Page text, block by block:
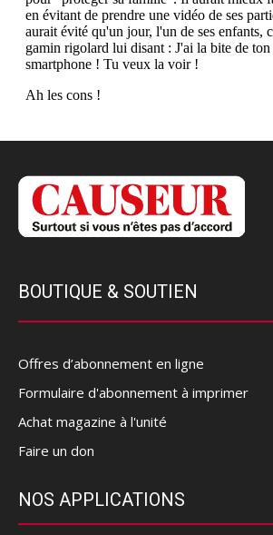
BOUTIQUE & SOUTIEN
Offres d’abonnement en ligne
Formulaire d'abonnement à imprimer
Achat magazine à l'unité
Faire un don
NOS APPLICATIONS